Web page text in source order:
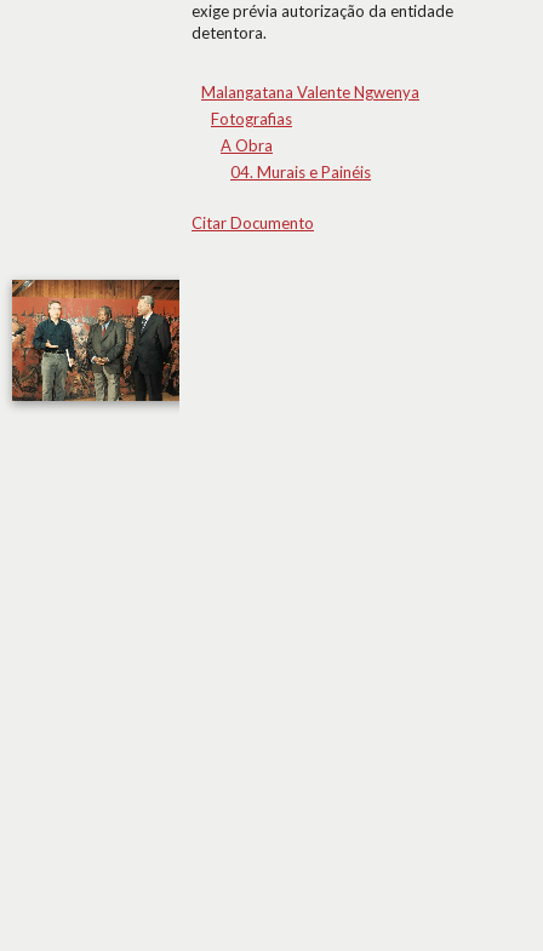
exige prévia autorização da entidade
detentora.
Malangatana Valente Ngwenya
Fotografias
A Obra
04. Murais e Painéis
Citar Documento